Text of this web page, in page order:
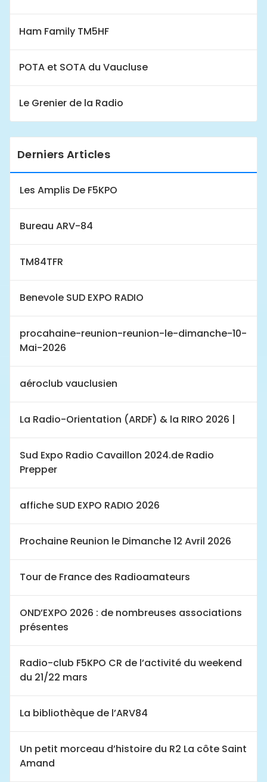
Ham Family TM5HF
POTA et SOTA du Vaucluse
Le Grenier de la Radio
Derniers Articles
Les Amplis De F5KPO
Bureau ARV-84
TM84TFR
Benevole SUD EXPO RADIO
procahaine-reunion-reunion-le-dimanche-10-
Mai-2026
aéroclub vauclusien
La Radio-Orientation (ARDF) & la RIRO 2026 |
Sud Expo Radio Cavaillon 2024.de Radio
Prepper
affiche SUD EXPO RADIO 2026
Prochaine Reunion le Dimanche 12 Avril 2026
Tour de France des Radioamateurs
OND’EXPO 2026 : de nombreuses associations
présentes
Radio-club F5KPO CR de l’activité du weekend
du 21/22 mars
La bibliothèque de l’ARV84
Un petit morceau d’histoire du R2 La côte Saint
Amand